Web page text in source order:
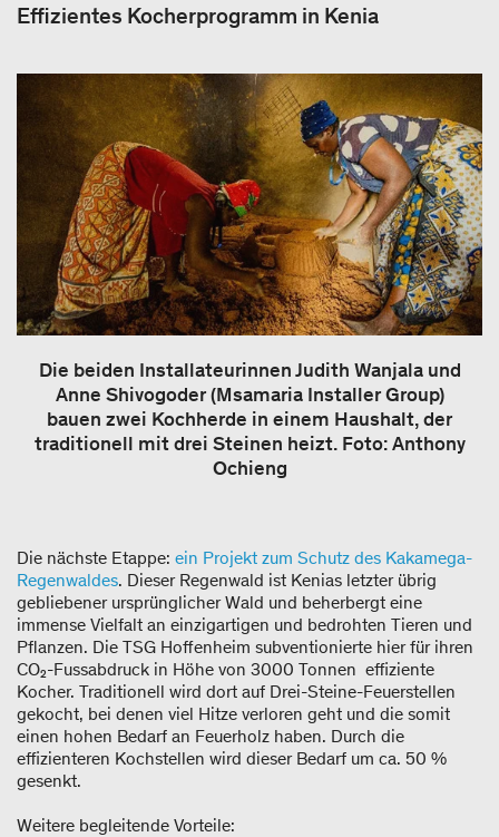
Effizientes Kocherprogramm in Kenia
Die beiden Installateurinnen Judith Wanjala und
Anne Shivogoder (Msamaria Installer Group)
bauen zwei Kochherde in einem Haushalt, der
traditionell mit drei Steinen heizt. Foto: Anthony
Ochieng
Die nächste Etappe: ein Projekt zum Schutz des Kakamega-
Regenwaldes. Dieser Regenwald ist Kenias letzter übrig
gebliebener ursprünglicher Wald und beherbergt eine
immense Vielfalt an einzigartigen und bedrohten Tieren und
Pflanzen. Die TSG Hoffenheim subventionierte hier für ihren
CO₂-Fussabdruck in Höhe von 3000 Tonnen effiziente
Kocher. Traditionell wird dort auf Drei-Steine-Feuerstellen
gekocht, bei denen viel Hitze verloren geht und die somit
einen hohen Bedarf an Feuerholz haben. Durch die
effizienteren Kochstellen wird dieser Bedarf um ca. 50 %
gesenkt.
Weitere begleitende Vorteile: